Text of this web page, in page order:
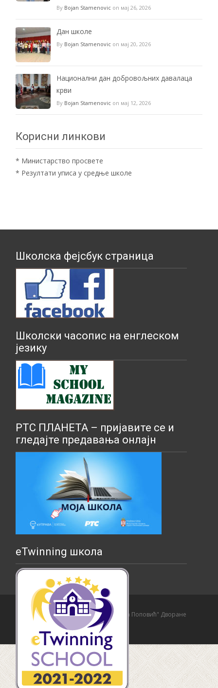
By Bojan Stamenovic on мај 26, 2026
Дан школе
By Bojan Stamenovic on мај 20, 2026
Национални дан добровољних давалаца
крви
By Bojan Stamenovic on мај 12, 2026
Корисни линкови
* Министарство просвете
* Резултати уписа у средње школе
Школска фејсбук страница
Школски часопис на енглеском
језику
РТС ПЛАНЕТА – пријавите се и
гледајте предавања онлајн
eTwinning школа
Copyright © Основна школа "Страхиња Поповић" Дворане
Izrada sajta i hosting:
Hosting-Srbija